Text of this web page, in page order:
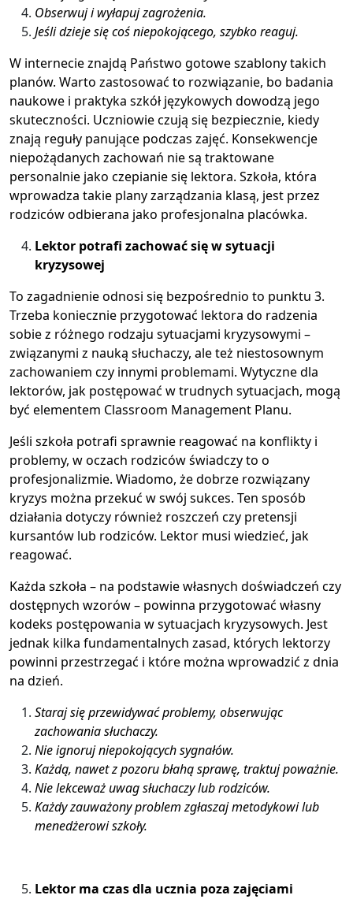
Obserwuj i wyłapuj zagrożenia.
Jeśli dzieje się coś niepokojącego, szybko reaguj.
W internecie znajdą Państwo gotowe szablony takich
planów. Warto zastosować to rozwiązanie, bo badania
naukowe i praktyka szkół językowych dowodzą jego
skuteczności. Uczniowie czują się bezpiecznie, kiedy
znają reguły panujące podczas zajęć. Konsekwencje
niepożądanych zachowań nie są traktowane
personalnie jako czepianie się lektora. Szkoła, która
wprowadza takie plany zarządzania klasą, jest przez
rodziców odbierana jako profesjonalna placówka.
Lektor potrafi zachować się w sytuacji
kryzysowej
To zagadnienie odnosi się bezpośrednio to punktu 3.
Trzeba koniecznie przygotować lektora do radzenia
sobie z różnego rodzaju sytuacjami kryzysowymi –
związanymi z nauką słuchaczy, ale też niestosownym
zachowaniem czy innymi problemami. Wytyczne dla
lektorów, jak postępować w trudnych sytuacjach, mogą
być elementem Classroom Management Planu.
Jeśli szkoła potrafi sprawnie reagować na konflikty i
problemy, w oczach rodziców świadczy to o
profesjonalizmie. Wiadomo, że dobrze rozwiązany
kryzys można przekuć w swój sukces. Ten sposób
działania dotyczy również roszczeń czy pretensji
kursantów lub rodziców. Lektor musi wiedzieć, jak
reagować.
Każda szkoła – na podstawie własnych doświadczeń czy
dostępnych wzorów – powinna przygotować własny
kodeks postępowania w sytuacjach kryzysowych. Jest
jednak kilka fundamentalnych zasad, których lektorzy
powinni przestrzegać i które można wprowadzić z dnia
na dzień.
Staraj się przewidywać problemy, obserwując
zachowania słuchaczy.
Nie ignoruj niepokojących sygnałów.
Każdą, nawet z pozoru błahą sprawę, traktuj poważnie.
Nie lekceważ uwag słuchaczy lub rodziców.
Każdy zauważony problem zgłaszaj metodykowi lub
menedżerowi szkoły.
Lektor ma czas dla ucznia poza zajęciami